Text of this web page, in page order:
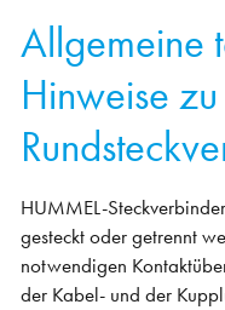
Allgemeine
Hinweise zu
HUMMEL-
gesteckt oder getrennt
notwendigen
der Kabel- und der